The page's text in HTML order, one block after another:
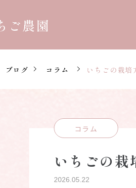
ご農園
ブログ コラム いちごの栽培
コラム
いちごの栽
2026.05.22